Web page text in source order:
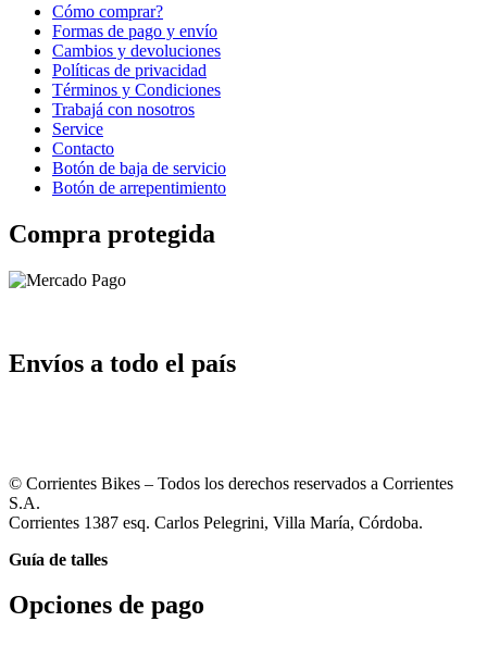
Cómo comprar?
Formas de pago y envío
Cambios y devoluciones
Políticas de privacidad
Términos y Condiciones
Trabajá con nosotros
Service
Contacto
Botón de baja de servicio
Botón de arrepentimiento
Compra protegida
Envíos a todo el país
© Corrientes Bikes – Todos los derechos reservados a Corrientes
S.A.
Corrientes 1387 esq. Carlos Pelegrini, Villa María, Córdoba.
Guía de talles
Opciones de pago